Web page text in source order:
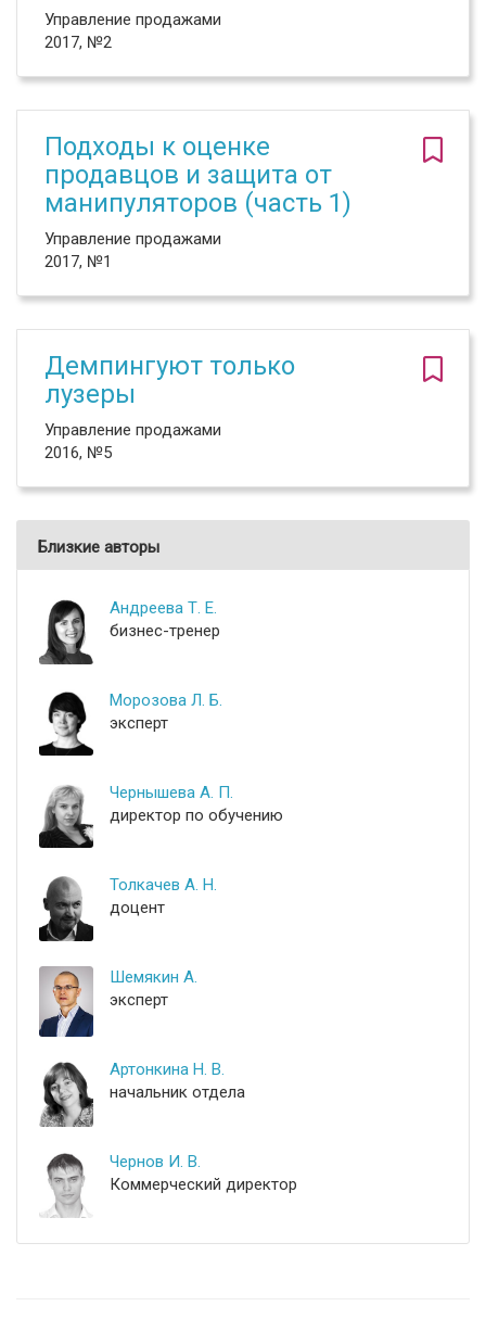
Управление продажами
2017, №2
Подходы к оценке
продавцов и защита от
манипуляторов (часть 1)
Управление продажами
2017, №1
Демпингуют только
лузеры
Управление продажами
2016, №5
Близкие авторы
Андреева Т. Е.
бизнес-тренер
Морозова Л. Б.
эксперт
Чернышева А. П.
директор по обучению
Толкачев А. Н.
доцент
Шемякин А.
эксперт
Артонкина Н. В.
начальник отдела
Чернов И. В.
Коммерческий директор